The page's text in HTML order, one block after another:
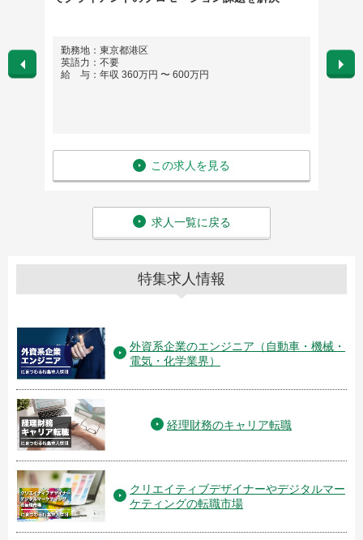
勤務地：東京都港区
英語力：不要
給 与：年収 360万円 〜 600万円
この求人を見る
勤務
英語
給
求人一覧に戻る
特集求人情報
外資系企業のエンジニア（自動車・機械・
電気・化学業界）
経理財務のキャリア転職
クリエイティブデザイナーやデジタルマー
ケティングの転職市場